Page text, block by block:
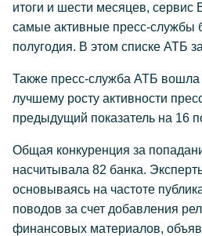
итоги и шести месяцев, сервис
самые активные пресс-службы
полугодия. В этом списке АТБ
Также пресс-служба АТБ
лучшему росту активности
предыдущий показатель на 16
Общая конкуренция за
насчитывала 82 банка.
основываясь на частоте
поводов за счет добавления
финансовых материалов,